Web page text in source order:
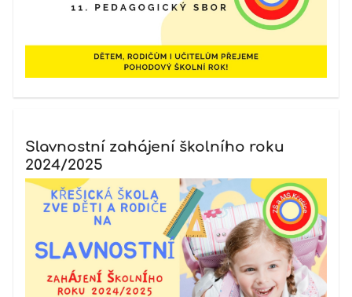
Slavnostní zahájení školního roku
2024/2025